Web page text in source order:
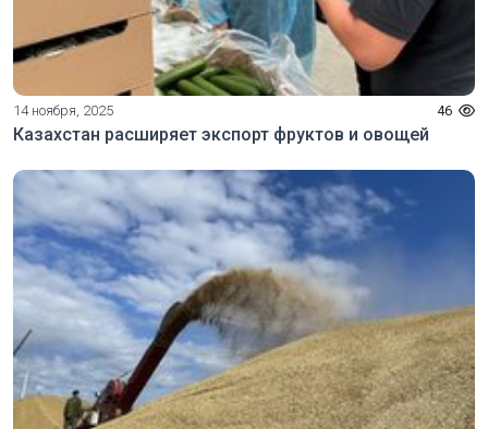
14 ноября, 2025 46
Казахстан расширяет экспорт фруктов и овощей